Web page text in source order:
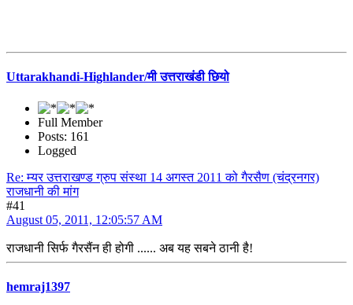
Uttarakhandi-Highlander/मी उत्तराखंडी छियो
Full Member
Posts: 161
Logged
Re: म्यर उत्तराखण्ड ग्रुप संस्था 14 अगस्त 2011 को गैरसैण (चंद्रनगर)
राजधानी की मांग
#41
August 05, 2011, 12:05:57 AM
राजधानी सिर्फ गैरसैंन ही होगी ...... अब यह सबने ठानी है!
hemraj1397